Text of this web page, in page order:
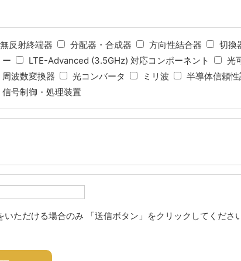
無反射終端器 分配器・合成器 方向性結合器 切換
ー LTE-Advanced (3.5GHz) 対応コンポーネント
光
周波数変換器 光コンバータ ミリ波
半導体信頼
信号制御・処理装置
ただける場合のみ 「送信ボタン」をクリックしてください